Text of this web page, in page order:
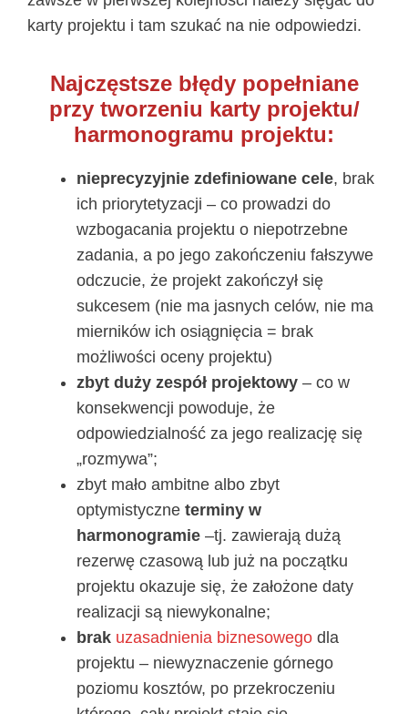
karty projektu i tam szukać na nie odpowiedzi.
Najczęstsze błędy popełniane
przy tworzeniu karty projektu/
harmonogramu projektu:
nieprecyzyjnie zdefiniowane cele, brak
ich priorytetyzacji – co prowadzi do
wzbogacania projektu o niepotrzebne
zadania, a po jego zakończeniu fałszywe
odczucie, że projekt zakończył się
sukcesem (nie ma jasnych celów, nie ma
mierników ich osiągnięcia = brak
możliwości oceny projektu)
zbyt duży zespół projektowy – co w
konsekwencji powoduje, że
odpowiedzialność za jego realizację się
„rozmywa”;
zbyt mało ambitne albo zbyt
optymistyczne terminy w
harmonogramie –tj. zawierają dużą
rezerwę czasową lub już na początku
projektu okazuje się, że założone daty
realizacji są niewykonalne;
brak uzasadnienia biznesowego dla
projektu – niewyznaczenie górnego
poziomu kosztów, po przekroczeniu